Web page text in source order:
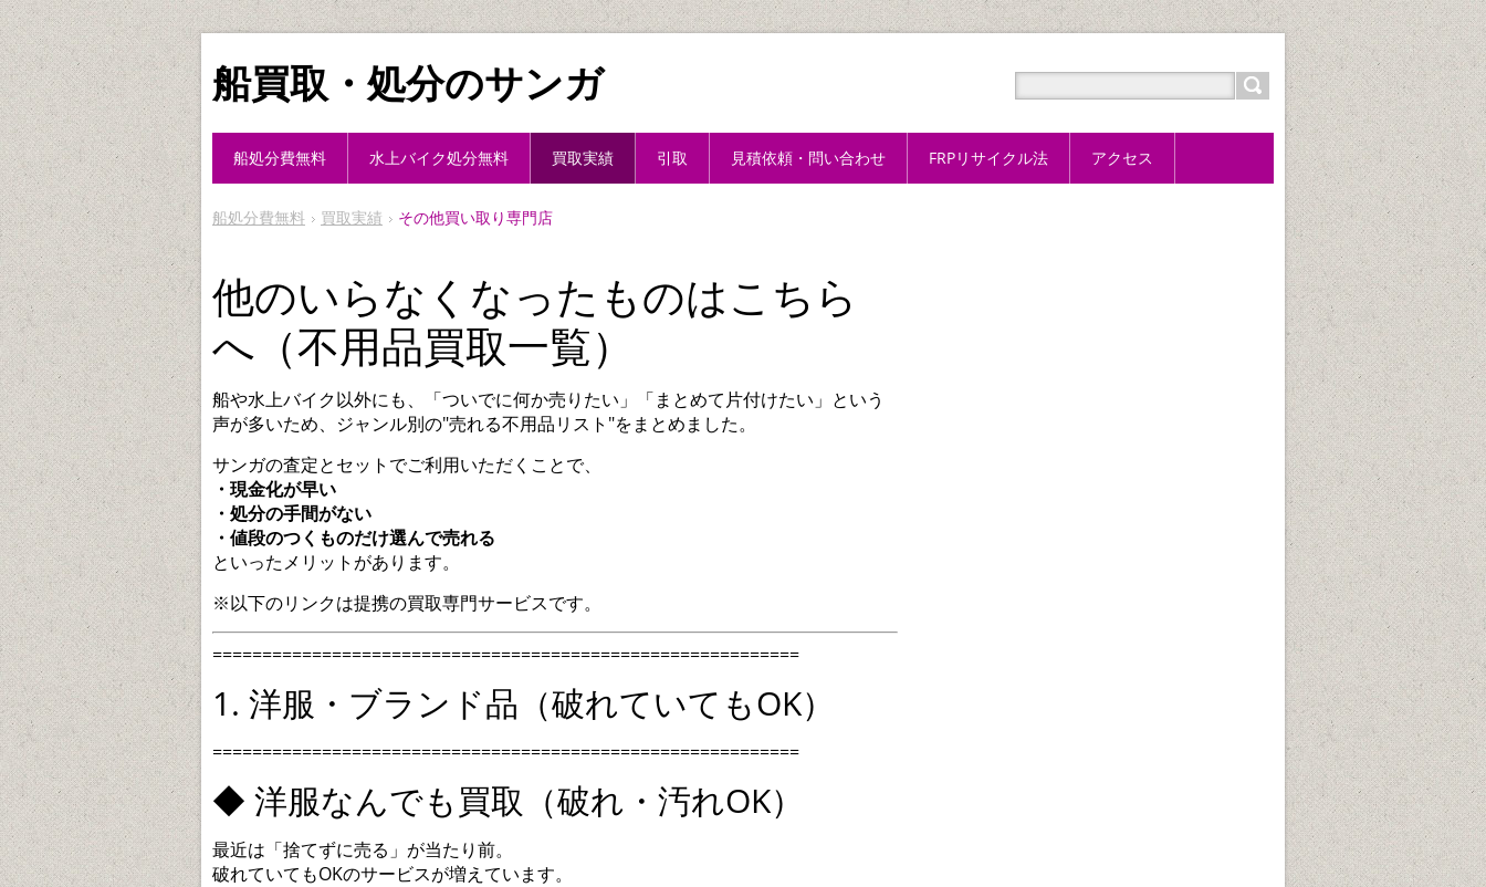
船買取・処分のサンガ
船処分費無料 買取実績 その他買い取り専門店
他のいらなくなったものはこちら
へ（不用品買取一覧）
船や水上バイク以外にも、「ついでに何か売りたい」「まとめて片付けたい」という
声が多いため、ジャンル別の"売れる不用品リスト"をまとめました。
サンガの査定とセットでご利用いただくことで、
・現金化が早い
・処分の手間がない
・値段のつくものだけ選んで売れる
といったメリットがあります。
※以下のリンクは提携の買取専門サービスです。
===========================================================
1. 洋服・ブランド品（破れていてもOK）
===========================================================
◆ 洋服なんでも買取（破れ・汚れOK）
最近は「捨てずに売る」が当たり前。
破れていてもOKのサービスが増えています。
船処分費無料 水上バイク処分無料 買取実績 引取 見積依頼・問い合わせ FRPリサイクル法 アクセス